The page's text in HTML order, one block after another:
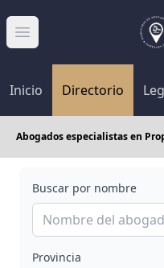
Abrir menú
Inicio Directorio
Abogados especialistas en
Buscar por nombre
Provincia